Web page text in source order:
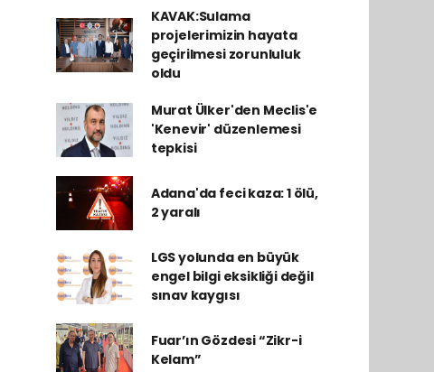
KAVAK:Sulama
projelerimizin hayata
geçirilmesi zorunluluk
oldu
Murat Ülker'den Meclis'e
'Kenevir' düzenlemesi
tepkisi
Adana'da feci kaza: 1 ölü,
2 yaralı
LGS yolunda en büyük
engel bilgi eksikliği değil
sınav kaygısı
Fuar’ın Gözdesi “Zikr-i
Kelam”